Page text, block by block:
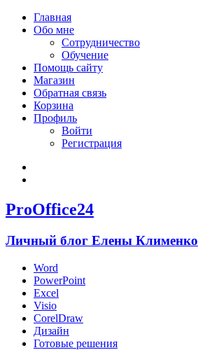
Главная
Обо мне
Сотрудничество
Обучение
Помощь сайту
Магазин
Обратная связь
Корзина
Профиль
Войти
Регистрация
ProOffice24
Личный блог Елены Клименко
Word
PowerPoint
Excel
Visio
CorelDraw
Дизайн
Готовые решения